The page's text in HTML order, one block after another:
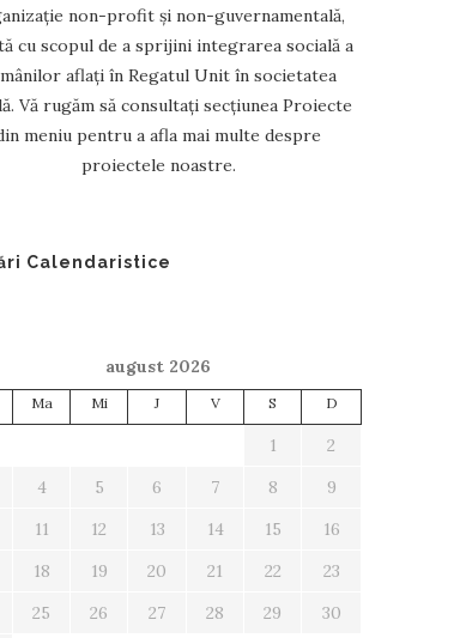
non-profit și non-guvernamentală,
cu scopul de a sprijini integrarea socială a
aflați în Regatul Unit în societatea
Vă rugăm să consultați secțiunea Proiecte
meniu pentru a afla mai multe despre
proiectele noastre.
Calendaristice
august 2026
Ma Mi J V S D
1
2
4 5 6 7 8
9
11 12 13 14 15
16
18 19 20 21 22
23
25 26 27 28 29
30